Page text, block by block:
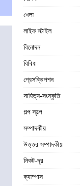
খেলা
লাইফ স্টাইল
বিনোদন
বিবিধ
প্রেসক্রিপশন
সাহিত্য-সংস্কৃতি
গল্প স্বল্প
সম্পাদকীয়
উত্তর সম্পাদকীয়
নিকট-দূর
ক্যাম্পাস